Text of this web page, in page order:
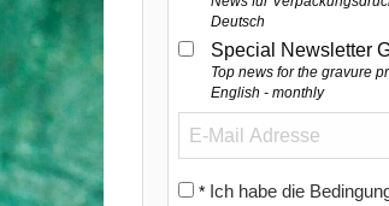
Deutsch
Special Newsletter
Top news for the gravure
English - monthly
* Ich habe die